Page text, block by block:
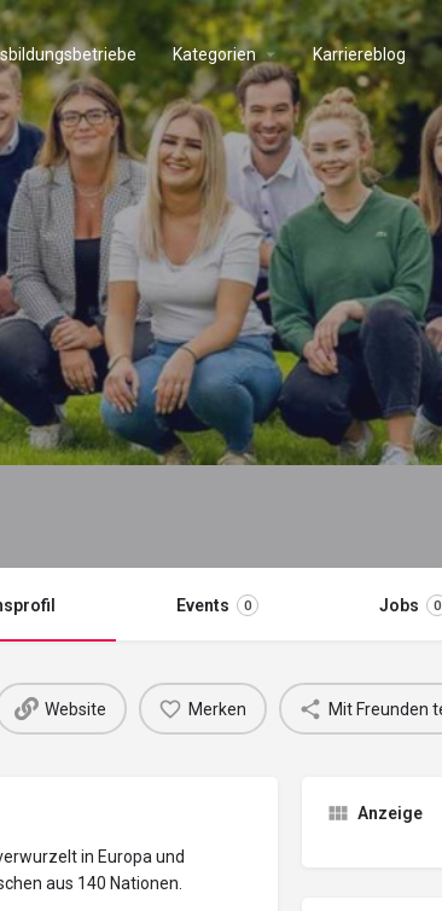
Kategorien Karriereblog
Events 0 Jobs 0
Website Merken Mit Freunden
in Europa und
aus 140 Nationen.
Anzeige